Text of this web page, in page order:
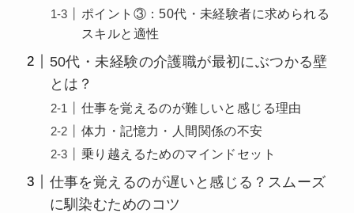
ポイント③：50代・未経験者に求められる
スキルと適性
50代・未経験の介護職が最初にぶつかる壁
とは？
仕事を覚えるのが難しいと感じる理由
体力・記憶力・人間関係の不安
乗り越えるためのマインドセット
仕事を覚えるのが遅いと感じる？スムーズ
に馴染むためのコツ